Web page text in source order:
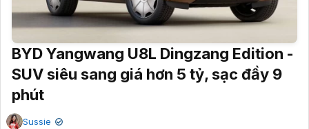
BYD Yangwang U8L Dingzang Edition -
SUV siêu sang giá hơn 5 tỷ, sạc đầy 9
phút
Sussie ✔